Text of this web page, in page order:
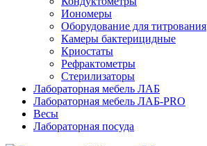
Иономеры
Оборудование для титрования
Камеры бактерицидные
Криостаты
Рефрактометры
Стерилизаторы
Лабораторная мебель ЛАБ
Лабораторная мебель ЛАБ-PRO
Весы
Лабораторная посуда